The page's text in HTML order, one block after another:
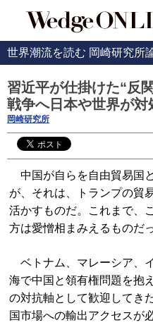
世界潮流を読む 岡崎研究所
習近平が仕掛けた“反
戦争へ日本や世界が対
岡崎研究所
中国が自らを自由貿易国
が、それは、トランプの貿
活かすものだ。これまで、
方は愛憎相まみえるものだ
ベトナム、マレーシア、
海で中国と領有権問題を抱
の対抗軸として歓迎してき
国市場への輸出アクセスが